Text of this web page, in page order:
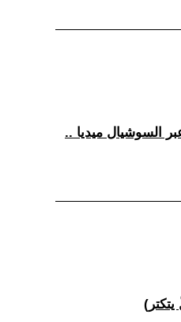
عبر السوشيال ميديا ..